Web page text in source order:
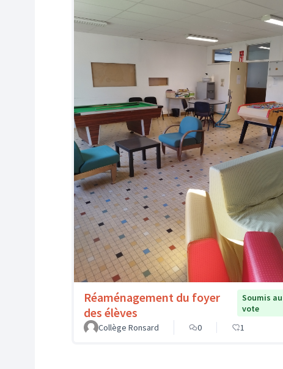
Réaménagement du foyer
des élèves
Soumis au
vote
Collège Ronsard
0 1